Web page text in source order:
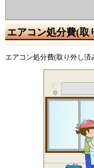
エアコン処分費(取
エアコン処分費(取り外し済